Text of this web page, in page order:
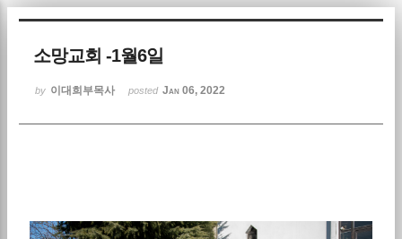
소망교회 -1월6일
by 이대희부목사 posted Jan 06, 2022
Sketchbook5, 스케치북5
Sketchbook5, 스케치북5